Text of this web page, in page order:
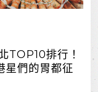
TOP10排行！
星們的胃都征